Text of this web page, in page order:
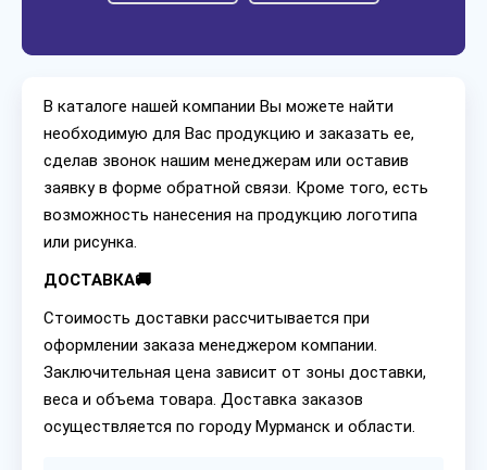
В каталоге нашей компании Вы можете найти
необходимую для Вас продукцию и заказать ее,
сделав звонок нашим менеджерам или оставив
заявку в форме обратной связи. Кроме того, есть
возможность нанесения на продукцию логотипа
или рисунка.
ДОСТАВКА🚚
Стоимость доставки рассчитывается при
оформлении заказа менеджером компании.
Заключительная цена зависит от зоны доставки,
веса и объема товара. Доставка заказов
осуществляется по городу Мурманск и области.